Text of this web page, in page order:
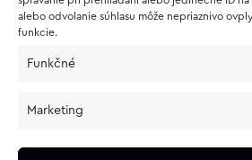
alebo odvolanie súhlasu môže nepriaznivo
funkcie.
Funkčné
Marketing
O NÁKUPE
Vrátenie a reklamácia tovaru